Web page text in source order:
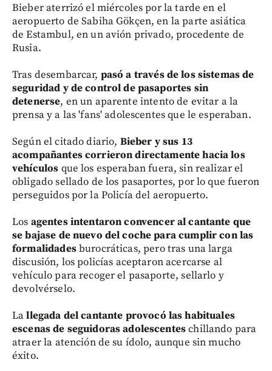
Bieber aterrizó el miércoles por la tarde en el
aeropuerto de Sabiha Gökçen, en la parte asiática
de Estambul, en un avión privado, procedente de
Rusia.
Tras desembarcar, pasó a través de los sistemas de
seguridad y de control de pasaportes sin
detenerse, en un aparente intento de evitar a la
prensa y a las 'fans' adolescentes que le esperaban.
Según el citado diario, Bieber y sus 13
acompañantes corrieron directamente hacia los
vehículos que los esperaban fuera, sin realizar el
obligado sellado de los pasaportes, por lo que fueron
perseguidos por la Policía del aeropuerto.
Los agentes intentaron convencer al cantante que
se bajase de nuevo del coche para cumplir con las
formalidadesburocráticas, pero tras una larga
discusión, los policías aceptaron acercarse al
vehículo para recoger el pasaporte, sellarlo y
devolvérselo.
Lallegada del cantante provocó las habituales
escenas de seguidoras adolescenteschillando para
atraer la atención de su ídolo, aunque sin mucho
éxito.